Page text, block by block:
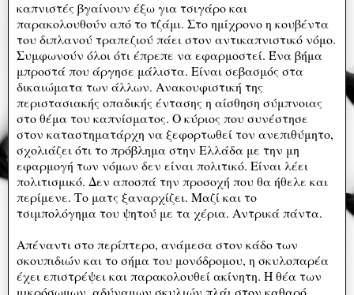
καπνιστές βγαίνουν έξω για τσιγάρο και
παρακολουθούν από το τζάμι. Στο ημίχρονο η κουβέντα
του διπλανού τραπεζιού πάει στον αντικαπνιστικό νόμο.
Συμφωνούν όλοι ότι έπρεπε να εφαρμοστεί. Ένα βήμα
μπροστά που άργησε μάλιστα. Είναι σεβασμός στα
δικαιώματα των άλλων. Ανακουφιστική της
περιστασιακής οπαδικής έντασης η αίσθηση σύμπνοιας
στο θέμα του καπνίσματος. Ο κύριος που συνέστησε
στον καταστηματάρχη να ξεφορτωθεί τον ανεπιθύμητο,
σχολιάζει ότι το πρόβλημα στην Ελλάδα με την μη
εφαρμογή των νόμων δεν είναι πολιτικό. Είναι λέει
πολιτισμικό. Δεν αποσπά την προσοχή που θα ήθελε και
περίμενε. Το ματς ξαναρχίζει. Μαζί και το
τσιμπολόγημα του ψητού με τα χέρια. Αντρικά πάντα.
Απέναντι στο περίπτερο, ανάμεσα στον κάδο των
σκουπιδιών και το σήμα του μονόδρομου, η σκυλοπαρέα
έχει επιστρέψει και παρακολουθεί ακίνητη. Η θέα των
μικρόσωμων, αδύναμων σκυλιών πλάι στον καθαρό